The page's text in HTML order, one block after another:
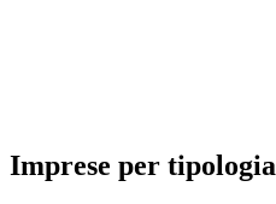
Imprese per tipologia